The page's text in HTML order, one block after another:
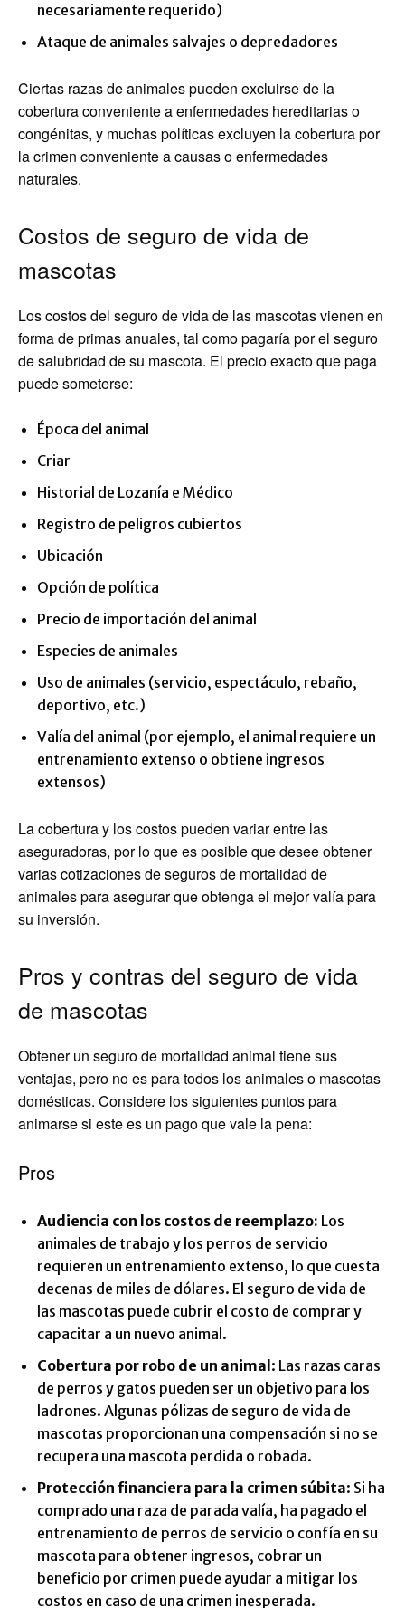
necesariamente requerido)
Ataque de animales salvajes o depredadores
Ciertas razas de animales pueden excluirse de la
cobertura conveniente a enfermedades hereditarias o
congénitas, y muchas políticas excluyen la cobertura por
la crimen conveniente a causas o enfermedades
naturales.
Costos de seguro de vida de
mascotas
Los costos del seguro de vida de las mascotas vienen en
forma de primas anuales, tal como pagaría por el seguro
de salubridad de su mascota. El precio exacto que paga
puede someterse:
Época del animal
Criar
Historial de Lozanía e Médico
Registro de peligros cubiertos
Ubicación
Opción de política
Precio de importación del animal
Especies de animales
Uso de animales (servicio, espectáculo, rebaño,
deportivo, etc.)
Valía del animal (por ejemplo, el animal requiere un
entrenamiento extenso o obtiene ingresos
extensos)
La cobertura y los costos pueden variar entre las
aseguradoras, por lo que es posible que desee obtener
varias cotizaciones de seguros de mortalidad de
animales para asegurar que obtenga el mejor valía para
su inversión.
Pros y contras del seguro de vida
de mascotas
Obtener un seguro de mortalidad animal tiene sus
ventajas, pero no es para todos los animales o mascotas
domésticas. Considere los siguientes puntos para
animarse si este es un pago que vale la pena:
Pros
Audiencia con los costos de reemplazo: Los
animales de trabajo y los perros de servicio
requieren un entrenamiento extenso, lo que cuesta
decenas de miles de dólares. El seguro de vida de
las mascotas puede cubrir el costo de comprar y
capacitar a un nuevo animal.
Cobertura por robo de un animal : Las razas caras
de perros y gatos pueden ser un objetivo para los
ladrones. Algunas pólizas de seguro de vida de
mascotas proporcionan una compensación si no se
recupera una mascota perdida o robada.
Protección financiera para la crimen súbita: Si ha
comprado una raza de parada valía, ha pagado el
entrenamiento de perros de servicio o confía en su
mascota para obtener ingresos, cobrar un
beneficio por crimen puede ayudar a mitigar los
costos en caso de una crimen inesperada.